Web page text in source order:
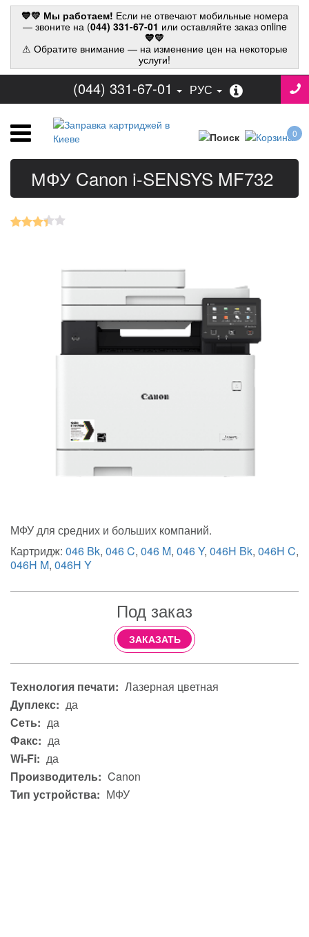
💙💛 Мы работаем! Если не отвечают мобильные номера
— звоните на (044) 331-67-01 или оставляйте заказ online
💙💛
⚠ Обратите внимание — на изменение цен на некоторые
услуги!
(044) 331-67-01 РУС
0
МФУ Canon i-SENSYS MF732
МФУ для средних и больших компаний.
Картридж: 046 Bk, 046 C, 046 M, 046 Y, 046H Bk, 046H C,
046H M, 046H Y
Под заказ
ЗАКАЗАТЬ
Технология печати: Лазерная цветная
Дуплекс: да
Сеть: да
Факс: да
Wi-Fi: да
Производитель: Canon
Тип устройства: МФУ